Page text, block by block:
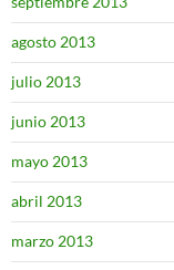
agosto 2013
julio 2013
junio 2013
mayo 2013
abril 2013
marzo 2013